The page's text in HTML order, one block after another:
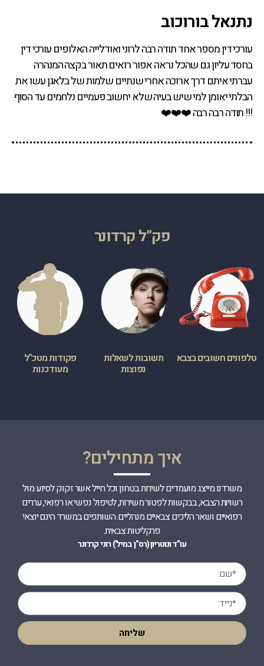
‏נתנאל בורוכוב
עורכי דין מספר אחד תודה רבה לרוני ואודלייה האלופים עורכי דין
בחסד עליון גם שהכל נראה אפור רואים תאור בקצה המנהרה
עברתי איתם דרך ארוכה אחרי שנתיים שלמות של בלאגן עשו את
הבלתי יאומן למי שיש בעיה שלא יחשוב פעמיים נלחמים עד הסוף
!!! תודה רבה רבה ❤️❤️❤️
פק”ל קרדונר
טלפונים חשובים בצבא תשובות לשאלות
נפוצות
פקודות מטכ”ל
מעודכנות
איך מתחילים?
משרדנו מייצג מועמדים לשירות בטחון וכל חייל אשר זקוק לסיוע מול
רשויות הצבא, בבקשות לפטור משירות, לטיפול נפשי או רפואי, עררים
רפואיים ושאר הליכים צבאיים מנהליים. השותפים במשרד הינם יוצאי
פרקליטות צבאית.
עו”ד ונוטריון (רס”ן במיל’) רוני קרדונר
שליחה